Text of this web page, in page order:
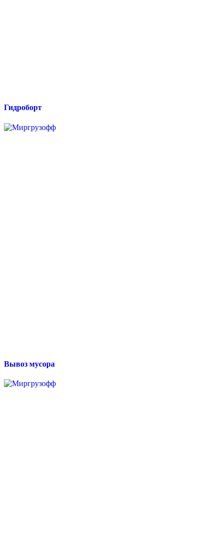
Гидроборт
Вывоз мусора